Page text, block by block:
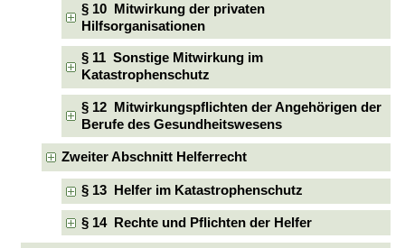
§ 10 Mitwirkung der privaten
Hilfsorganisationen
§ 11 Sonstige Mitwirkung im
Katastrophenschutz
§ 12 Mitwirkungspflichten der Angehörigen der
Berufe des Gesundheitswesens
Zweiter Abschnitt Helferrecht
§ 13 Helfer im Katastrophenschutz
§ 14 Rechte und Pflichten der Helfer